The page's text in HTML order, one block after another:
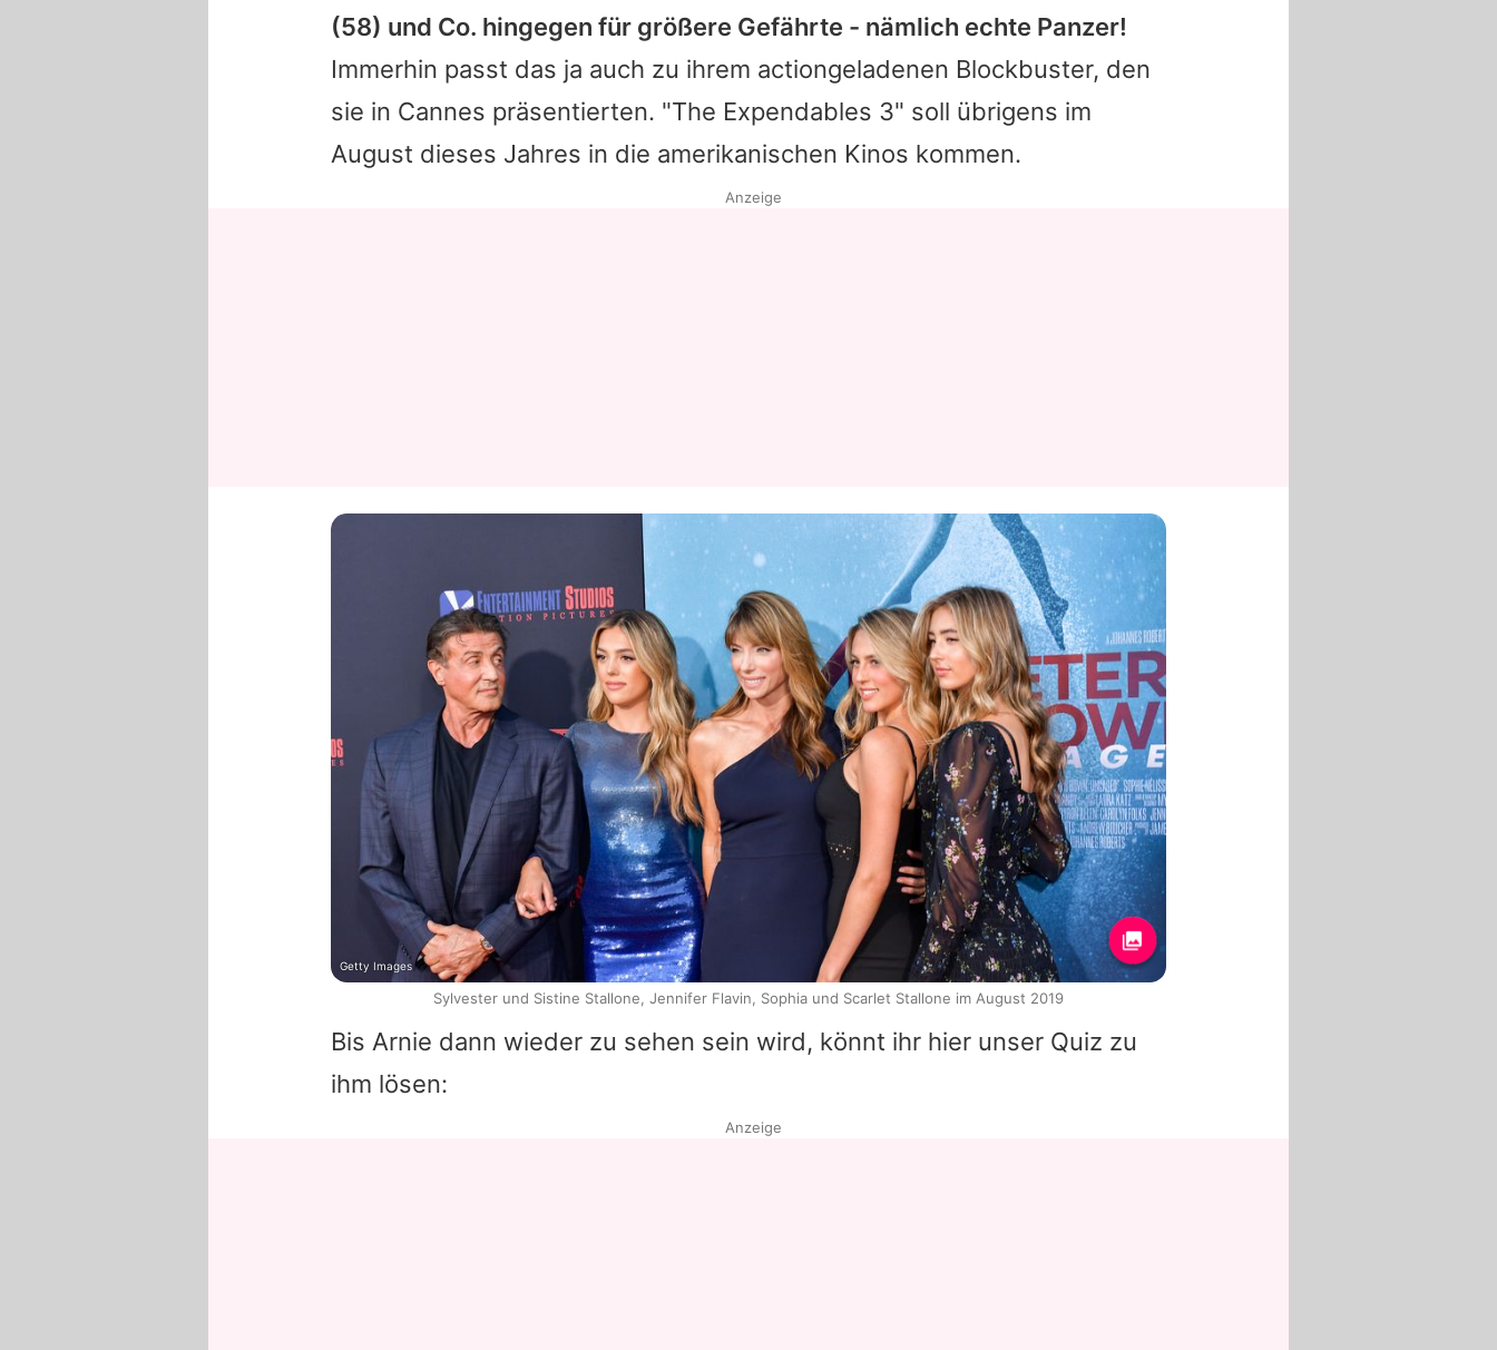
(58) und Co. hingegen für größere Gefährte - nämlich echte Panzer!
Immerhin passt das ja auch zu ihrem actiongeladenen Blockbuster, den
sie in Cannes präsentierten. "The Expendables 3" soll übrigens im
August dieses Jahres in die amerikanischen Kinos kommen.
Bis Arnie dann wieder zu sehen sein wird, könnt ihr hier unser Quiz zu
ihm lösen:
Anzeige
Getty Images
Sylvester und Sistine Stallone, Jennifer Flavin, Sophia und Scarlet Stallone im August 2019
Anzeige